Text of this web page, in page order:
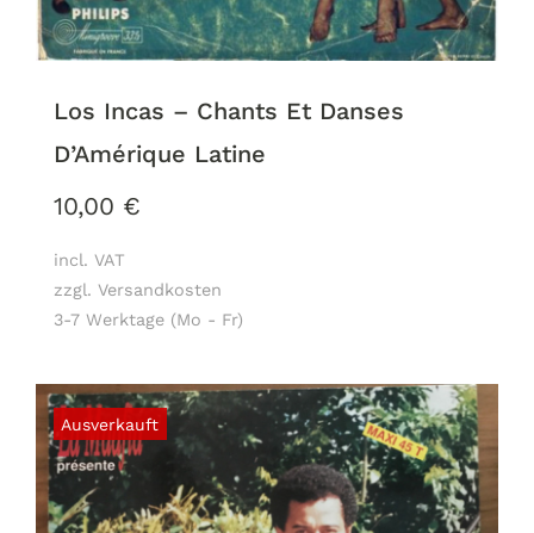
Los Incas – Chants Et Danses
D’Amérique Latine
10,00 €
incl. VAT
zzgl. Versandkosten
3-7 Werktage (Mo - Fr)
Ausverkauft